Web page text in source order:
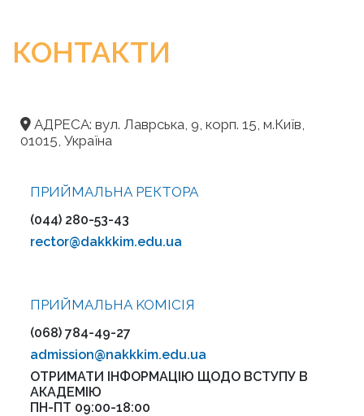
КОНТАКТИ
АДРЕСА: вул. Лаврська, 9, корп. 15, м.Київ,
01015, Україна
ПРИЙМАЛЬНА РЕКТОРА
(044) 280-53-43
rector@dakkkim.edu.ua
ПРИЙМАЛЬНА KOMІСІЯ
(068) 784-49-27
admission@nakkkim.edu.ua
ОТРИМАТИ ІНФОРМАЦІЮ ЩОДО ВСТУПУ В
АКАДЕМІЮ
ПН-ПТ 09:00-18:00